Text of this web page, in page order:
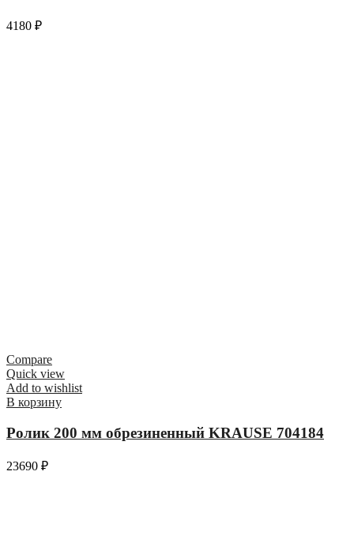
4180 ₽
Compare
Quick view
Add to wishlist
В корзину
Ролик 200 мм обрезиненный KRAUSE 704184
23690 ₽